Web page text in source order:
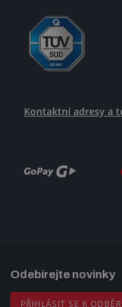
Kontaktní adresy a
Odebírejte novinky
PŘIHLÁSIT SE K